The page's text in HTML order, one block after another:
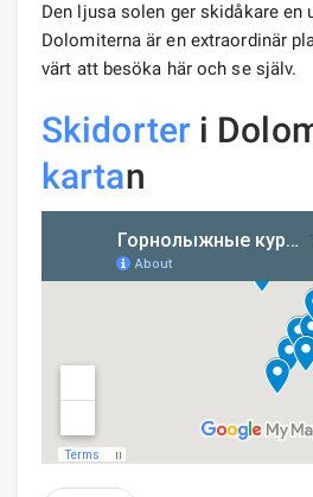
Den ljusa solen ger skidåkare en
Dolomiterna är en extraordinär
värt att besöka här och se själv.
Skidorteri
kartan